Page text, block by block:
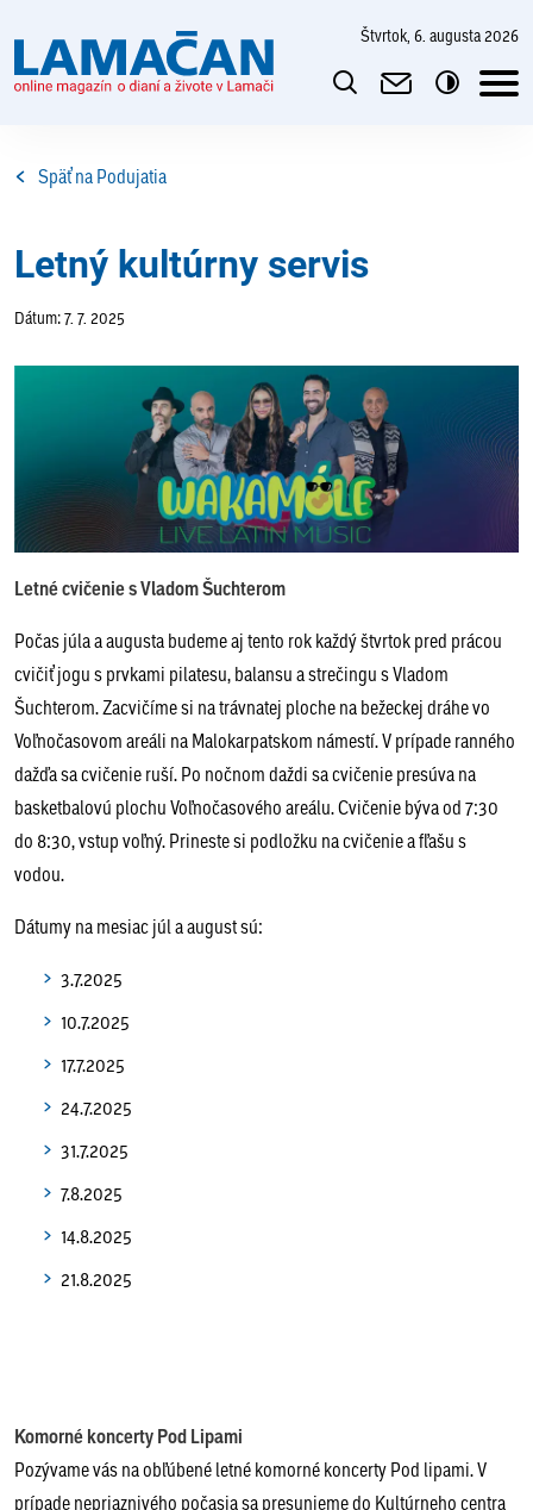
štvrtok, 6. augusta 2026
Späť na Podujatia
Letný kultúrny servis
Dátum: 7. 7. 2025
Letné cvičenie s Vladom Šuchterom
Počas júla a augusta budeme aj tento rok každý štvrtok pred prácou
cvičiť jogu s prvkami pilatesu, balansu a strečingu s Vladom
Šuchterom. Zacvičíme si na trávnatej ploche na bežeckej dráhe vo
Voľnočasovom areáli na Malokarpatskom námestí. V prípade ranného
dažďa sa cvičenie ruší. Po nočnom daždi sa cvičenie presúva na
basketbalovú plochu Voľnočasového areálu. Cvičenie býva od 7:30
do 8:30, vstup voľný. Prineste si podložku na cvičenie a fľašu s
vodou.
Dátumy na mesiac júl a august sú:
3.7.2025
10.7.2025
17.7.2025
24.7.2025
31.7.2025
7.8.2025
14.8.2025
21.8.2025
Komorné koncerty Pod Lipami
Pozývame vás na obľúbené letné komorné koncerty Pod lipami. V
prípade nepriaznivého počasia sa presunieme do Kultúrneho centra